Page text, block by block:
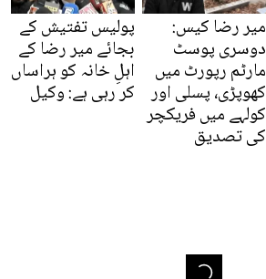
میر رضا کیس:
دوسری پوسٹ
مارٹم رپورٹ میں
کھوپڑی، پسلی اور
کولہے میں فریکچر
کی تصدیق
پولیس تفتیش کے
بجائے میر رضا کے
اہلِ خانہ کو ہراساں
کر رہی ہے: وکیل